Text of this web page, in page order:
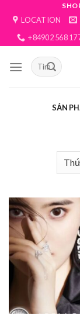
content
LOCATION
+84902 568
SẢN